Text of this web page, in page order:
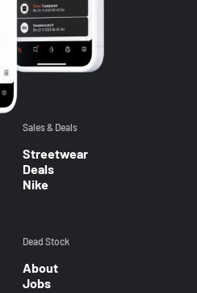
Sales & Deals
Streetwear
Deals
Nike
Dead Stock
About
Jobs